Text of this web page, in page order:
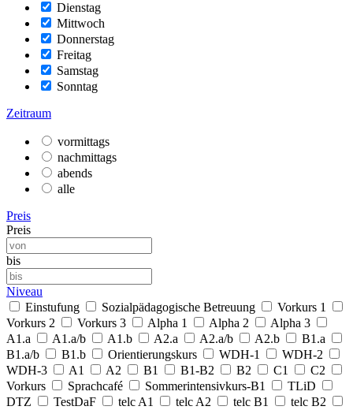
Dienstag
Mittwoch
Donnerstag
Freitag
Samstag
Sonntag
Zeitraum
vormittags
nachmittags
abends
alle
Preis
Preis
bis
Niveau
Einstufung
Sozialpädagogische Betreuung
Vorkurs 1
Vorkurs 2
Vorkurs 3 Alpha 1 Alpha 2
Alpha 3
A1.a
A1.a/b A1.b A2.a A2.a/b A2.b
B1.a
B1.a/b
B1.b Orientierungskurs WDH-1
WDH-2
WDH-3
A1 A2 B1 B1-B2 B2 C1
C2
Vorkurs
Sprachcafé Sommerintensivkurs-B1
TLiD
DTZ
TestDaF telc A1 telc A2 telc B1
telc B2